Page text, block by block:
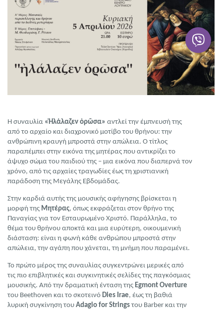
Η συναυλία «Ἠλάλαζεν ὁρῶσα» αντλεί την έμπνευσή της
από το αρχαίο και διαχρονικό μοτίβο του θρήνου: την
ανθρώπινη κραυγή μπροστά στην απώλεια. Ο τίτλος
παραπέμπει στην εικόνα της μητέρας που αντικρίζει το
άψυχο σώμα του παιδιού της – μια εικόνα που διαπερνά τον
χρόνο, από τις αρχαίες τραγωδίες έως τη χριστιανική
παράδοση της Μεγάλης Εβδομάδας.
Στην καρδιά αυτής της μουσικής αφήγησης βρίσκεται η
μορφή της Μητέρας, όπως εκφράζεται στον θρήνο της
Παναγίας για τον Εσταυρωμένο Χριστό. Παράλληλα, το
θέμα του θρήνου αποκτά και μια ευρύτερη, οικουμενική
διάσταση: είναι η φωνή κάθε ανθρώπου μπροστά στην
απώλεια, την αγάπη που χάνεται, τη μνήμη που παραμένει.
Το πρώτο μέρος της συναυλίας συγκεντρώνει μερικές από
τις πιο επιβλητικές και συγκινητικές σελίδες της παγκόσμιας
μουσικής. Από την δραματική ένταση της Egmont Overture
του Beethoven και το σκοτεινό Dies Irae, έως τη βαθιά
λυρική συγκίνηση του Adagio for Stringsτου Barber και την